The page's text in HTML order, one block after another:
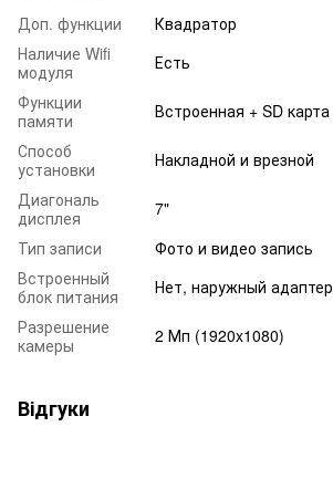
Доп. функции
Квадратор
Наличие Wifi
модуля
Есть
Функции
памяти
Встроенная + SD карта
Способ
установки
Накладной и врезной
Диагональ
дисплея
7"
Тип записи
Фото и видео запись
Встроенный
блок питания
Нет, наружный адаптер
Разрешение
камеры
2 Мп (1920x1080)
Відгуки